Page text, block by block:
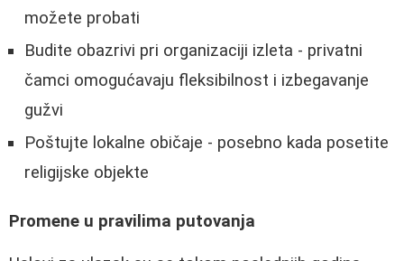
možete probati
Budite obazrivi pri organizaciji izleta - privatni
čamci omogućavaju fleksibilnost i izbegavanje
gužvi
Poštujte lokalne običaje - posebno kada posetite
religijske objekte
Promene u pravilima putovanja